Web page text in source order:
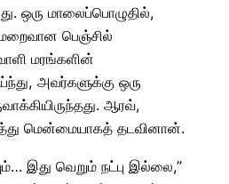
ஒரு மாலைப்பொழுதில்,
பெஞ்சில்
மரங்களின்
அவர்களுக்கு ஒரு
ஆரவ்,
மென்மையாகத் தடவினான்.
இது வெறும் நட்பு இல்லை,”